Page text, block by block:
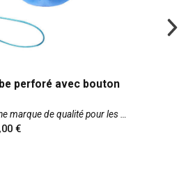
perforé avec bouton
marque de qualité pour les